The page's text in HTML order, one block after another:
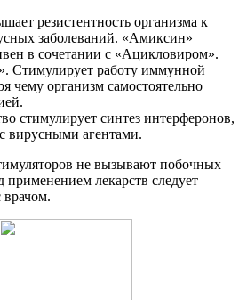
резистентность организма к
заболеваний. «Амиксин»
в сочетании с «Ацикловиром».
Стимулирует работу иммунной
чему организм самостоятельно
стимулирует синтез интерферонов,
вирусными агентами.
не вызывают побочных
лекарств следует
врачом.